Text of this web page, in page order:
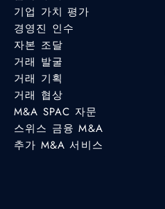
기업 가치 평가
경영진 인수
자본 조달
거래 발굴
거래 기획
거래 협상
M&A SPAC 자문
스위스 금융 M&A
추가 M&A 서비스